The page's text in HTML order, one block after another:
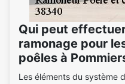
Qui peut
ramonage pour
poêles à
Les éléments du système